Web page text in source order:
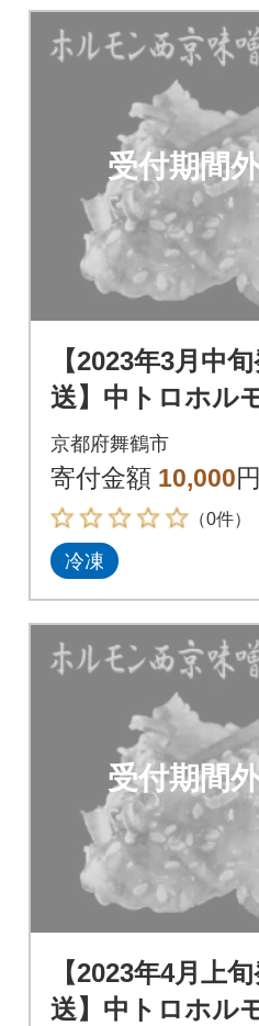
受付期間
【2023年3月中
送】中トロホル
西京味噌焼き
京都府舞鶴市
寄付金額 10,000円
（0件）
冷凍
受付期間
【2023年4月上
送】中トロホル